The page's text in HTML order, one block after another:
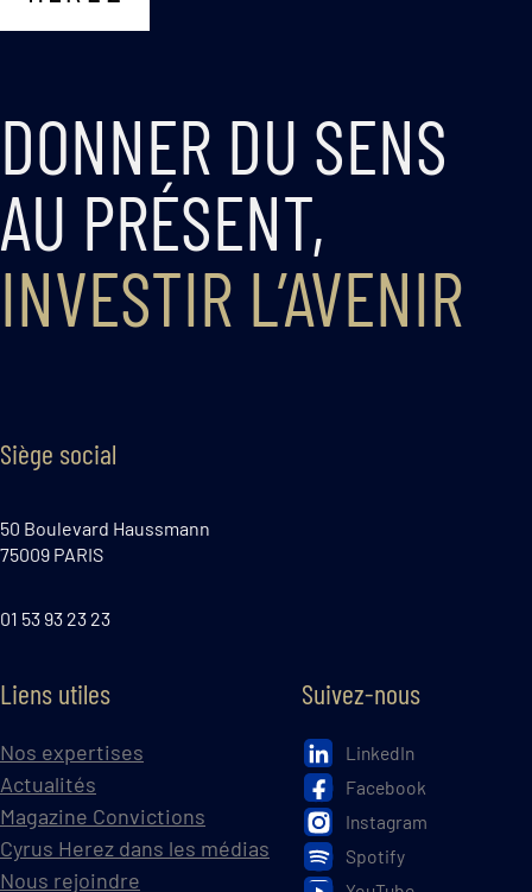
DONNER DU SENS
AU PRÉSENT,
INVESTIR L’AVENIR
Siège social
50 Boulevard Haussmann
75009 PARIS
01 53 93 23 23
Liens utiles
Nos expertises
Actualités
Magazine Convictions
Cyrus Herez dans les médias
Nous rejoindre
Suivez-nous
LinkedIn
Facebook
Instagram
Spotify